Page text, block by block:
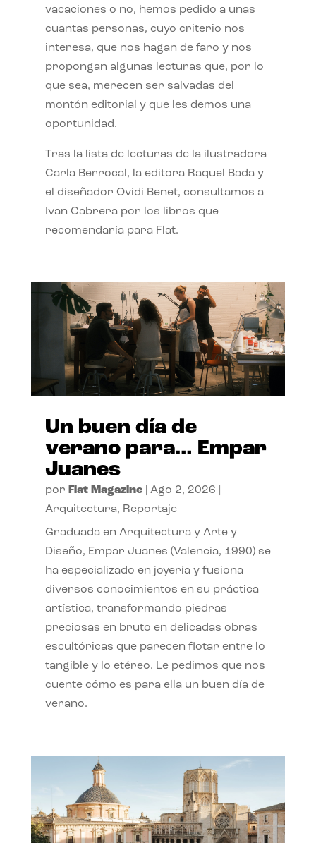
vacaciones o no, hemos pedido a unas
cuantas personas, cuyo criterio nos
interesa, que nos hagan de faro y nos
propongan algunas lecturas que, por lo
que sea, merecen ser salvadas del
montón editorial y que les demos una
oportunidad.
Tras la lista de lecturas de la ilustradora
Carla Berrocal, la editora Raquel Bada y
el diseñador Ovidi Benet, consultamos a
Ivan Cabrera por los libros que
recomendaría para Flat.
Un buen día de
verano para… Empar
Juanes
por Flat Magazine| Ago 2, 2026
Arquitectura, Reportaje
Graduada en Arquitectura y Arte y
Diseño, Empar Juanes (Valencia, 1990) se
ha especializado en joyería y fusiona
diversos conocimientos en su práctica
artística, transformando piedras
preciosas en bruto en delicadas obras
escultóricas que parecen flotar entre lo
tangible y lo etéreo. Le pedimos que nos
cuente cómo es para ella un buen día de
verano.